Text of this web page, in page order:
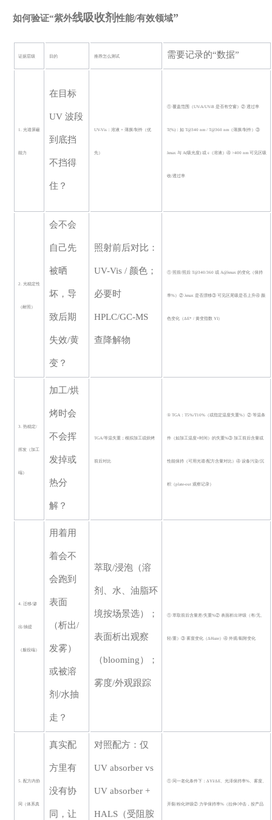
如何验证“紫外线吸收剂性能/有效领域”
证据层级 目的 推荐怎么测试 需要记录的“数据”
1. 光谱屏蔽
能力
在目标
UV 波段
到底挡
不挡得
住？
UV-Vis：溶液 + 薄膜/制件（优
先）
① 覆盖范围（UV-A/UV-B 是否有空窗）② 透过率
T(%)：如 T@340 nm / T@360 nm（薄膜/制件）③
λmax 与 A(吸光度) 或 ε（溶液）④ >400 nm 可见区吸
收/透过率
2. 光稳定性
（耐照）
会不会
自己先
被晒
坏，导
致后期
失效/黄
变？
照射前后对比：
UV-Vis / 颜色；
必要时
HPLC/GC-MS
查降解物
① 照前/照后 T@340/360 或 A@λmax 的变化（保持
率%）② λmax 是否漂移③ 可见区尾吸是否上升④ 颜
色变化（ΔE* / 黄变指数 YI）
3. 热稳定/
挥发（加工
端）
加工/烘
烤时会
不会挥
发掉或
热分
解？
TGA/等温失重；模拟加工或烘烤
前后对比
① TGA：T5%/T10%（或指定温度失重%）② 等温条
件（如加工温度×时间）的失重%③ 加工前后含量或
性能保持（可用光谱/配方含量对比）④ 设备污染/沉
积（plate-out 观察记录）
4. 迁移/渗
出/抽提
（服役端）
用着用
着会不
会跑到
表面
（析出/
发雾）
或被溶
剂/水抽
走？
萃取/浸泡（溶
剂、水、油脂环
境按场景选）；
表面析出观察
（blooming）；
雾度/外观跟踪
① 萃取前后含量差/失重%② 表面析出评级（有/无、
轻/重）③ 雾度变化（ΔHaze）④ 外观/黏附变化
5. 配方内协
同（体系真
真实配
方里有
没有协
同，让
对照配方：仅
UV absorber vs
UV absorber +
HALS（受阻胺
① 同一老化条件下：ΔYI/ΔE、光泽保持率%、雾度、
开裂/粉化评级② 力学保持率%（拉伸/冲击，按产品